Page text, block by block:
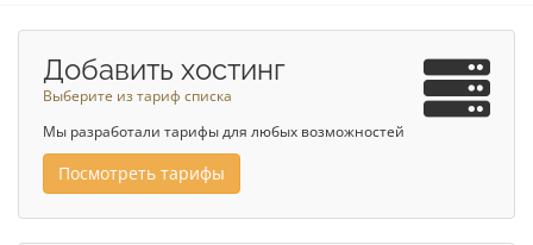
Добавить хостинг
Выберите из тариф списка
Мы разработали тарифы для любых возможностей
Посмотреть тарифы